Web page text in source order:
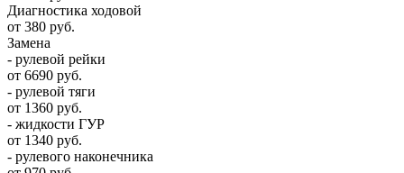
Диагностика ходовой
от 380 руб.
Замена
- рулевой рейки
от 6690 руб.
- рулевой тяги
от 1360 руб.
- жидкости ГУР
от 1340 руб.
- рулевого наконечника